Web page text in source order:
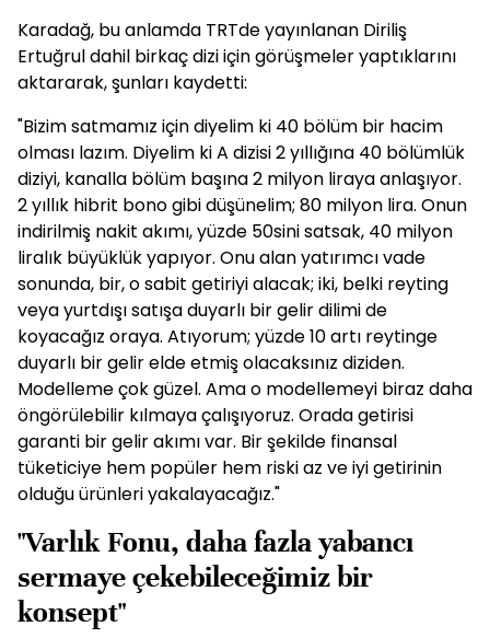
Karadağ, bu anlamda TRTde yayınlanan Diriliş
Ertuğrul dahil birkaç dizi için görüşmeler yaptıklarını
aktararak, şunları kaydetti:
"Bizim satmamız için diyelim ki 40 bölüm bir hacim
olması lazım. Diyelim ki A dizisi 2 yıllığına 40 bölümlük
diziyi, kanalla bölüm başına 2 milyon liraya anlaşıyor.
2 yıllık hibrit bono gibi düşünelim; 80 milyon lira. Onun
indirilmiş nakit akımı, yüzde 50sini satsak, 40 milyon
liralık büyüklük yapıyor. Onu alan yatırımcı vade
sonunda, bir, o sabit getiriyi alacak; iki, belki reyting
veya yurtdışı satışa duyarlı bir gelir dilimi de
koyacağız oraya. Atıyorum; yüzde 10 artı reytinge
duyarlı bir gelir elde etmiş olacaksınız diziden.
Modelleme çok güzel. Ama o modellemeyi biraz daha
öngörülebilir kılmaya çalışıyoruz. Orada getirisi
garanti bir gelir akımı var. Bir şekilde finansal
tüketiciye hem popüler hem riski az ve iyi getirinin
olduğu ürünleri yakalayacağız."
"Varlık Fonu, daha fazla yabancı
sermaye çekebileceğimiz bir
konsept"